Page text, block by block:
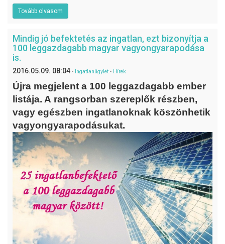
Tovább olvasom
Mindig jó befektetés az ingatlan, ezt bizonyítja a
100 leggazdagabb magyar vagyongyarapodása
is.
2016.05.09. 08:04 - Ingatlanügylet - Hírek
Újra megjelent a 100 leggazdagabb ember
listája. A rangsorban szereplők részben,
vagy egészben ingatlanoknak köszönhetik
vagyongyarapodásukat.